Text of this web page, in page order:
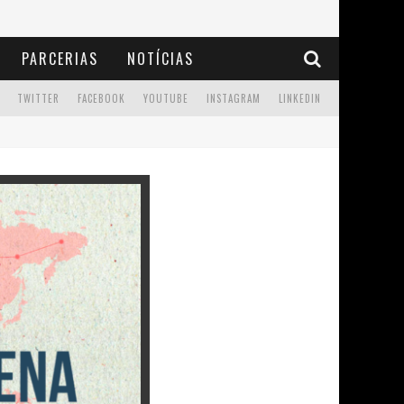
PARCERIAS NOTÍCIAS
LINKEDIN
INSTAGRAM
YOUTUBE
FACEBOOK
TWITTER